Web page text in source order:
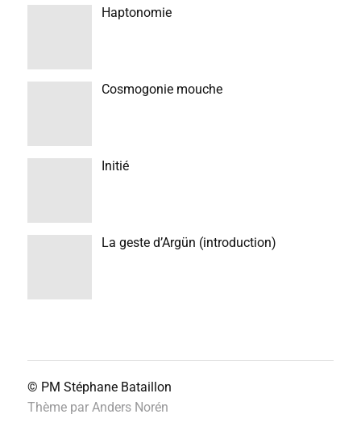
Haptonomie
Cosmogonie mouche
Initié
La geste d’Argün (introduction)
© PM Stéphane Bataillon
Thème par Anders Norén